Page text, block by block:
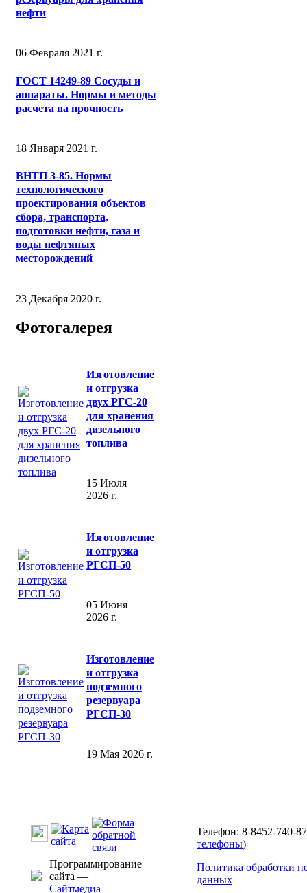
нефти
06 Февраля 2021 г.
ГОСТ 14249-89 Сосуды и
аппараты. Нормы и методы
расчета на прочность
18 Января 2021 г.
ВНТП 3-85. Нормы
технологического
проектирования объектов
сбора, транспорта,
подготовки нефти, газа и
воды нефтяных
месторождений
23 Декабря 2020 г.
Фотогалерея
Изготовление
и отгрузка
двух РГС-20
для хранения
дизельного
топлива
15 Июля
2026 г.
Изготовление
и отгрузка
РГСП-50
05 Июня
2026 г.
Изготовление
и отгрузка
подземного
резервуара
РГСП-30
19 Мая 2026 г.
Программирование
сайта —
Сайтмедиа
Телефон: 8-8452-740-
телефоны)
Политика обработки
данных